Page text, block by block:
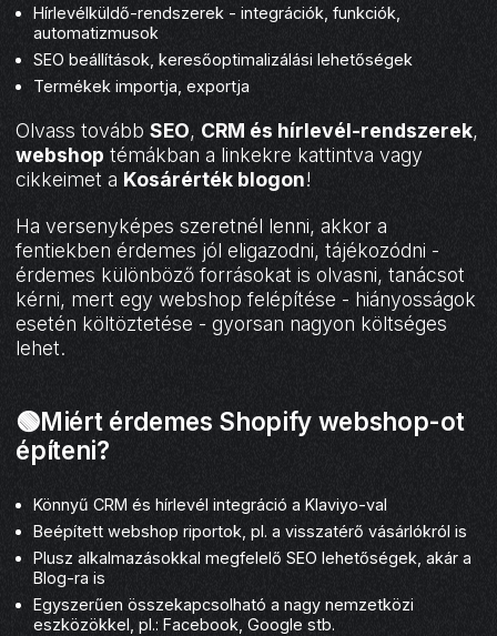
Hírlevélküldő-rendszerek - integrációk, funkciók,
automatizmusok
SEO beállítások, keresőoptimalizálási lehetőségek
Termékek importja, exportja
Olvass továbbSEO, CRM és hírlevél-rendszerek,
webshop témákban a linkekre kattintva vagy
cikkeimet a Kosárérték blogon!
Ha versenyképes szeretnél lenni, akkor a
fentiekben érdemes jól eligazodni, tájékozódni -
érdemes különböző forrásokat is olvasni, tanácsot
kérni, mert egy webshop felépítése - hiányosságok
esetén költöztetése - gyorsan nagyon költséges
lehet.
🟢Miért érdemes Shopify webshop-ot
építeni?
Könnyű CRM és hírlevél integráció a Klaviyo-val
Beépített webshop riportok, pl. a visszatérő vásárlókról is
Plusz alkalmazásokkal megfelelő SEO lehetőségek, akár a
Blog-ra is
Egyszerűen összekapcsolható a nagy nemzetközi
eszközökkel, pl.: Facebook, Google stb.